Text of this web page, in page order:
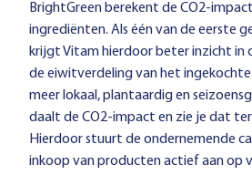
BrightGreen berekent de CO2-
ingrediënten. Als één van de eerste
krijgt Vitam hierdoor beter inzicht in
de eiwitverdeling van het
meer lokaal, plantaardig en
daalt de CO2-impact en zie je dat
Hierdoor stuurt de ondernemende
inkoop van producten actief aan op